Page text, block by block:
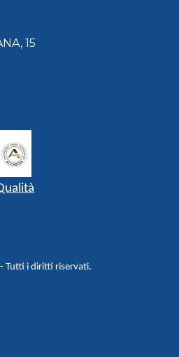
15
Tutti i diritti riservati.